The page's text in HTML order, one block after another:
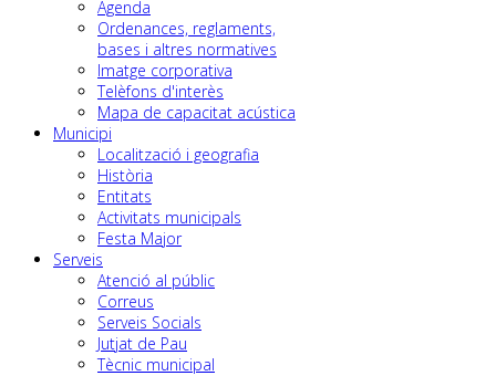
Agenda
Ordenances, reglaments,
bases i altres normatives
Imatge corporativa
Telèfons d'interès
Mapa de capacitat acústica
Municipi
Localització i geografia
Història
Entitats
Activitats municipals
Festa Major
Serveis
Atenció al públic
Correus
Serveis Socials
Jutjat de Pau
Tècnic municipal